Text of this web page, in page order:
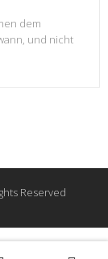
dem
und nicht
Reserved